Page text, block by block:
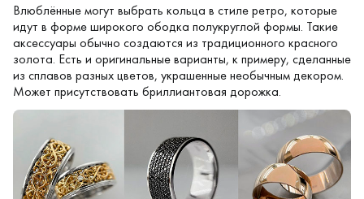
Влюблённые могут выбрать кольца в стиле ретро, которые
идут в форме широкого ободка полукруглой формы. Такие
аксессуары обычно создаются из традиционного красного
золота. Есть и оригинальные варианты, к примеру, сделанные
из сплавов разных цветов, украшенные необычным декором.
Может присутствовать бриллиантовая дорожка.